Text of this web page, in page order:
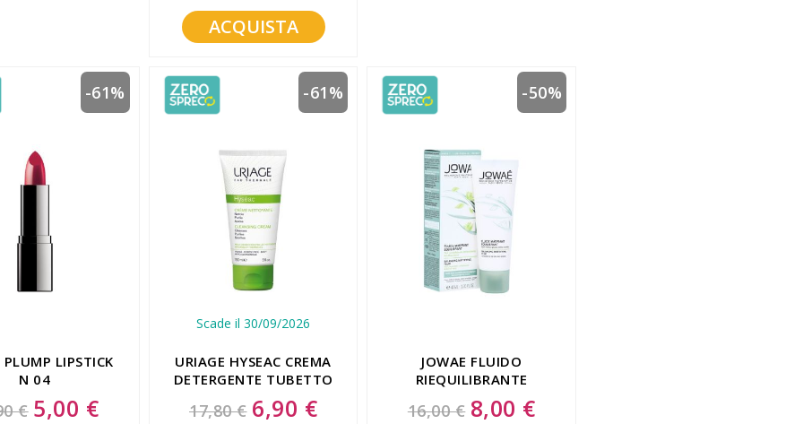
ACQUISTA
PLUMP LIPSTICK
N 04
CARDINALE
€
-61%
Special
Price
5,00 €
Scade il 30/09/2026
URIAGE HYSEAC CREMA
DETERGENTE TUBETTO
1
17,80 €
-61%
Special
Price
6,90 €
JOWAE FLUIDO
RIEQUILIBRANTE
OPACIZZANTE
16,00 €
-50%
Special
Price
8,00 €